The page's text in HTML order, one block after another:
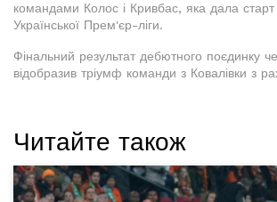
командами Колос і Кривбас, яка дала
Української Прем'єр-ліги.
Фінальний результат дебютного поєдинку
відобразив тріумф команди з Ковалівки з
Читайте також